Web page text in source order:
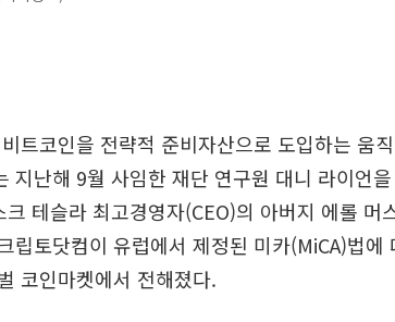
트코인을 전략적 준비자산으로 도입하는 움
지난해 9월 사임한 재단 연구원 대니 라이언
크 테슬라 최고경영자(CEO)의 아버지 에롤 머
립토닷컴이 유럽에서 제정된 미카(MiCA)법
코인마켓에서 전해졌다.